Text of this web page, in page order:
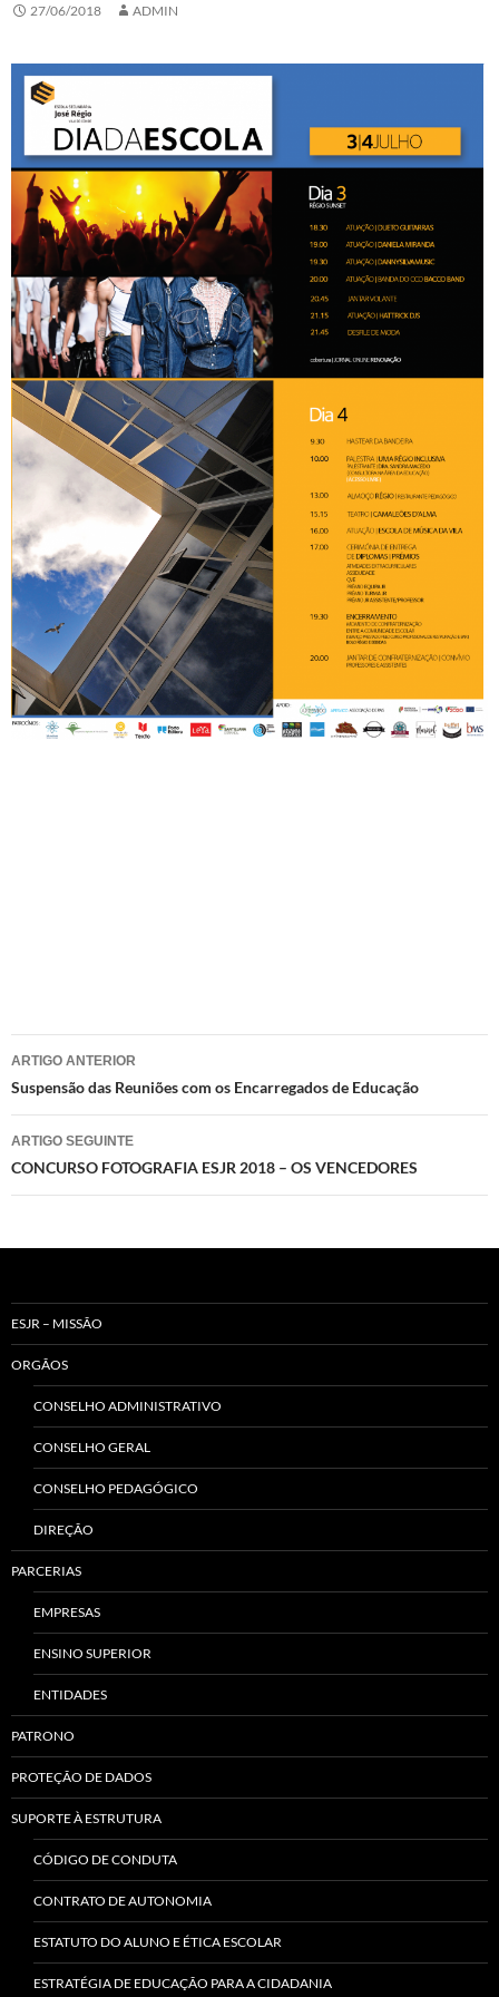
27/06/2018 ADMIN
Navegação
de
artigos
ARTIGO ANTERIOR
Suspensão das Reuniões com os Encarregados de Educação
ARTIGO SEGUINTE
CONCURSO FOTOGRAFIA ESJR 2018 – OS VENCEDORES
ESJR – MISSÃO
ORGÃOS
CONSELHO ADMINISTRATIVO
CONSELHO GERAL
CONSELHO PEDAGÓGICO
DIREÇÃO
PARCERIAS
EMPRESAS
ENSINO SUPERIOR
ENTIDADES
PATRONO
PROTEÇÃO DE DADOS
SUPORTE À ESTRUTURA
CÓDIGO DE CONDUTA
CONTRATO DE AUTONOMIA
ESTATUTO DO ALUNO E ÉTICA ESCOLAR
ESTRATÉGIA DE EDUCAÇÃO PARA A CIDADANIA